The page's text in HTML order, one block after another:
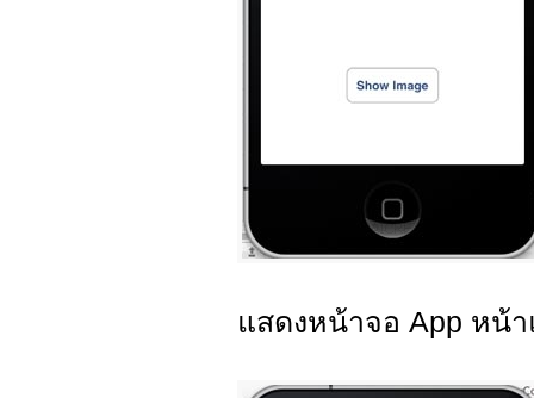
แสดงหน้าจอ App หน้